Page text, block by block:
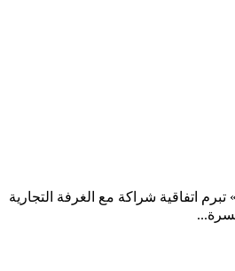
تبرم اتفاقية شراكة مع الغرفة التجارية